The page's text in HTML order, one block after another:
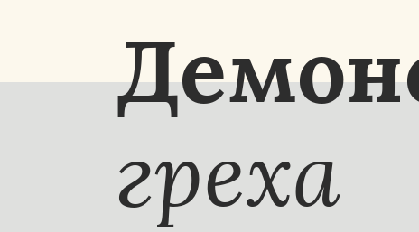
греха